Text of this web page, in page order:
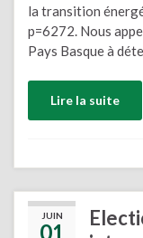
la transition
p=6272. Nous
Pays Basque à
Lire la suite
JUIN
01